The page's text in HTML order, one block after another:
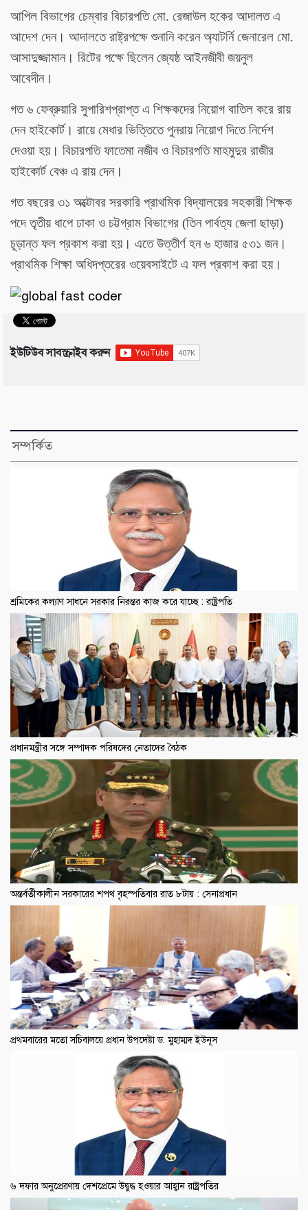
আপিল বিভাগের চেম্বার বিচারপতি মো. রেজাউল হকের আদালত এ
আদেশ দেন। আদালতে রাষ্ট্রপক্ষে শুনানি করেন অ্যাটর্নি জেনারেল মো.
আসাদুজ্জামান। রিটের পক্ষে ছিলেন জ্যেষ্ঠ আইনজীবী জয়নুল
আবেদীন।
গত ৬ ফেব্রুয়ারি সুপারিশপ্রাপ্ত এ শিক্ষকদের নিয়োগ বাতিল করে রায়
দেন হাইকোর্ট। রায়ে মেধার ভিত্তিতে পুনরায় নিয়োগ দিতে নির্দেশ
দেওয়া হয়। বিচারপতি ফাতেমা নজীব ও বিচারপতি মাহমুদুর রাজীর
হাইকোর্ট বেঞ্চ এ রায় দেন।
গত বছরের ৩১ অক্টোবর সরকারি প্রাথমিক বিদ্যালয়ের সহকারী শিক্ষক
পদে তৃতীয় ধাপে ঢাকা ও চট্টগ্রাম বিভাগের (তিন পার্বত্য জেলা ছাড়া)
চূড়ান্ত ফল প্রকাশ করা হয়। এতে উত্তীর্ণ হন ৬ হাজার ৫৩১ জন।
প্রাথমিক শিক্ষা অধিদপ্তরের ওয়েবসাইটে এ ফল প্রকাশ করা হয়।
ইউটিউব সাবস্ক্রাইব করুন
সম্পর্কিত
শ্রমিকের কল্যাণ সাধনে সরকার নিরন্তর কাজ করে যাচ্ছে : রাষ্ট্রপতি
প্রধানমন্ত্রীর সঙ্গে সম্পাদক পরিষদের নেতাদের বৈঠক
অন্তর্বর্তীকালীন সরকারের শপথ বৃহস্পতিবার রাত ৮টায় : সেনাপ্রধান
প্রথমবারের মতো সচিবালয়ে প্রধান উপদেষ্টা ড. মুহাম্মদ ইউনূস
৬ দফার অনুপ্রেরণায় দেশপ্রেমে উদ্বুদ্ধ হওয়ার আহ্বান রাষ্ট্রপতির